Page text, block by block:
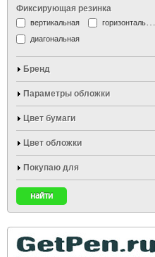
Фиксирующая резинка
вертикальная
горизонтальная
диагональная
Бренд
Параметры обложки
Цвет бумаги
Цвет обложки
Покупаю для